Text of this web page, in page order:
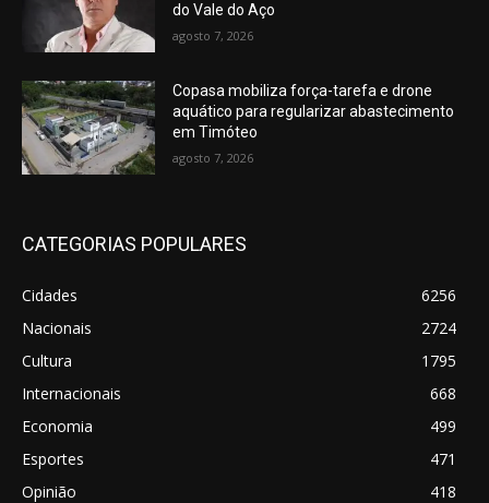
do Vale do Aço
agosto 7, 2026
Copasa mobiliza força-tarefa e drone
aquático para regularizar abastecimento
em Timóteo
agosto 7, 2026
CATEGORIAS POPULARES
Cidades
6256
Nacionais
2724
Cultura
1795
Internacionais
668
Economia
499
Esportes
471
Opinião
418